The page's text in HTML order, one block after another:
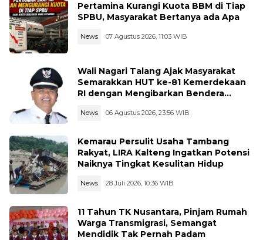
Pertamina Kurangi Kuota BBM di Tiap
SPBU, Masyarakat Bertanya ada Apa
News 07 Agustus 2026, 11:03 WIB
Wali Nagari Talang Ajak Masyarakat
Semarakkan HUT ke-81 Kemerdekaan
RI dengan Mengibarkan Bendera
News 06 Agustus 2026, 23:56 WIB
Kemarau Persulit Usaha Tambang
Rakyat, LIRA Kalteng Ingatkan Potensi
Naiknya Tingkat Kesulitan Hidup
News 28 Juli 2026, 10:36 WIB
11 Tahun TK Nusantara, Pinjam Rumah
Warga Transmigrasi, Semangat
Mendidik Tak Pernah Padam